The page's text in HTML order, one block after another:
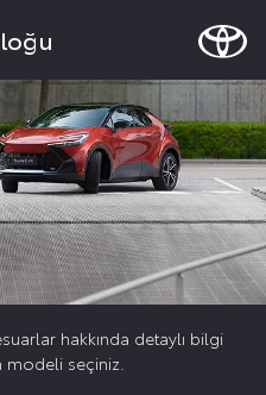
hakkında detaylı bilgi
modeli seçiniz.